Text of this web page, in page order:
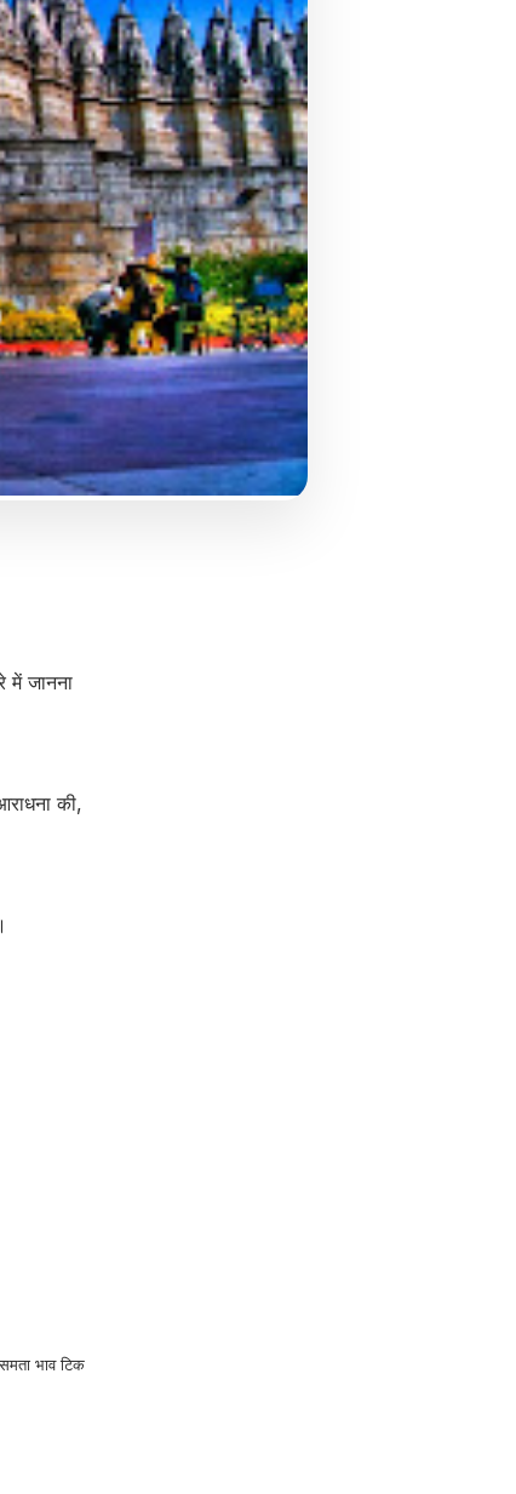
में जानना
की,
भाव टिक